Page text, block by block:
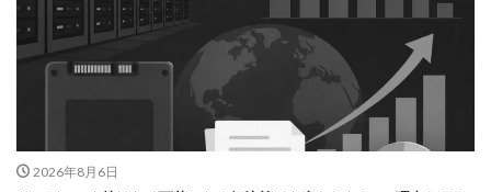
2026年8月6日